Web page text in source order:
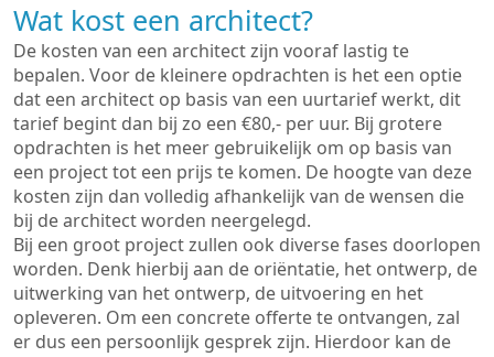
Wat kost een architect?
De kosten van een architect zijn vooraf lastig te
bepalen. Voor de kleinere opdrachten is het een optie
dat een architect op basis van een uurtarief werkt, dit
tarief begint dan bij zo een €80,- per uur. Bij grotere
opdrachten is het meer gebruikelijk om op basis van
een project tot een prijs te komen. De hoogte van deze
kosten zijn dan volledig afhankelijk van de wensen die
bij de architect worden neergelegd.
Bij een groot project zullen ook diverse fases doorlopen
worden. Denk hierbij aan de oriëntatie, het ontwerp, de
uitwerking van het ontwerp, de uitvoering en het
opleveren. Om een concrete offerte te ontvangen, zal
er dus een persoonlijk gesprek zijn. Hierdoor kan de